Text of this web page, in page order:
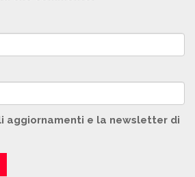
aggiornamenti e la newsletter di